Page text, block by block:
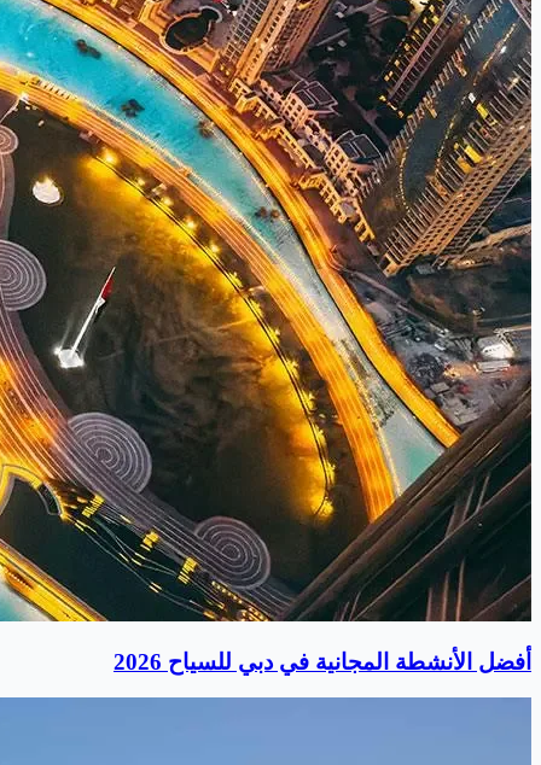
أفضل الأنشطة المجانية في دبي للسياح 2026